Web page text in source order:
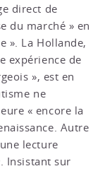
direct de
du marché » en
». La Hollande,
expérience de
», est en
ne
« encore la
Autre
lecture
. Insistant sur